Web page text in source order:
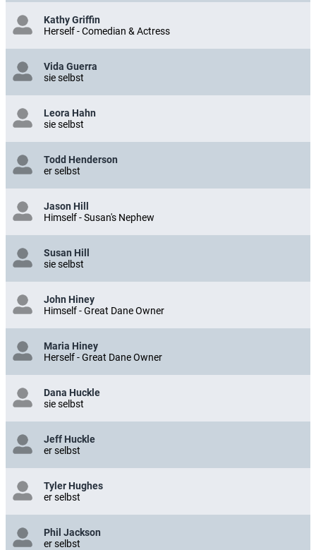
Kathy Griffin
Herself - Comedian & Actress
Vida Guerra
sie selbst
Leora Hahn
sie selbst
Todd Henderson
er selbst
Jason Hill
Himself - Susan's Nephew
Susan Hill
sie selbst
John Hiney
Himself - Great Dane Owner
Maria Hiney
Herself - Great Dane Owner
Dana Huckle
sie selbst
Jeff Huckle
er selbst
Tyler Hughes
er selbst
Phil Jackson
er selbst